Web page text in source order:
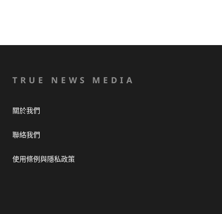
TRUE NEWS MEDIA
關於我們
聯絡我們
使用條例與隱私政策